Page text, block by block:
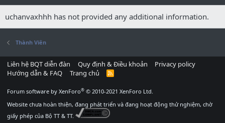
uchanvaxhhh has not provided any additional information.
Thành Viên
Liên hệ BQT diễn đàn Quy định & Điều khoản
Privacy policy
Hướng dẫn & FAQ
Trang chủ
R
Forum software by XenForo® © 2010-2021 XenForo Ltd.
Website chưa hoàn thiện, đang phát triển và đang hoạt động thử nghiệm, chờ
giấy phép của Bộ TT & TT.